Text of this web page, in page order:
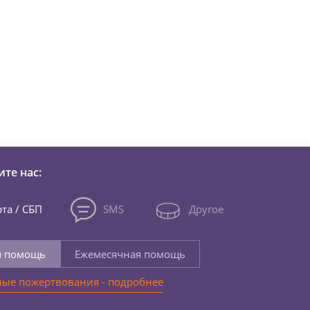
нас:
/ СБП SMS Другое
помощь
Ежемесячная помощь
пожертвования - подробнее